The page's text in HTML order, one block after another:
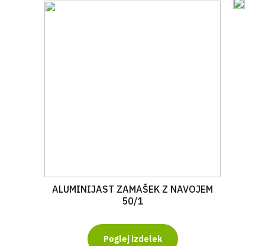
ALUMINIJAST ZAMAŠEK Z NAVOJEM
50/1
Poglej izdelek